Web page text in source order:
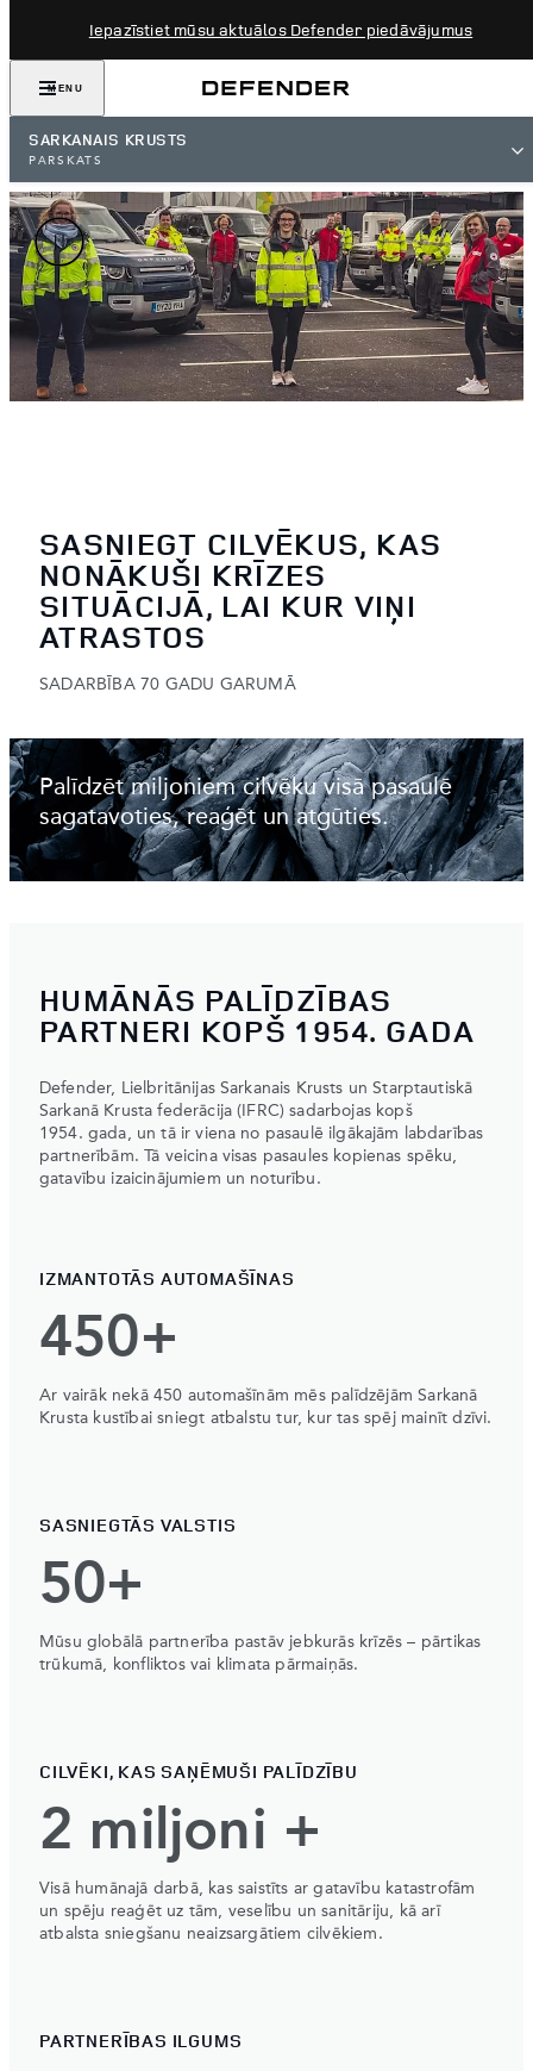
Iepazīstiet mūsu aktuālos Defender piedāvājumus
MENU
SARKANAIS KRUSTS
PĀRSKATS
SASNIEGT CILVĒKUS, KAS
NONĀKUŠI KRĪZES
SITUĀCIJĀ, LAI KUR VIŅI
ATRASTOS
SADARBĪBA 70 GADU GARUMĀ
Palīdzēt miljoniem cilvēku visā pasaulē
sagatavoties, reaģēt un atgūties.
HUMĀNĀS PALĪDZĪBAS
PARTNERI KOPŠ 1954. GADA
Defender, Lielbritānijas Sarkanais Krusts un Starptautiskā
Sarkanā Krusta federācija (IFRC) sadarbojas kopš
1954. gada, un tā ir viena no pasaulē ilgākajām labdarības
partnerībām. Tā veicina visas pasaules kopienas spēku,
gatavību izaicinājumiem un noturību.
IZMANTOTĀS AUTOMAŠĪNAS
450+
Ar vairāk nekā 450 automašīnām mēs palīdzējām Sarkanā
Krusta kustībai sniegt atbalstu tur, kur tas spēj mainīt dzīvi.
SASNIEGTĀS VALSTIS
50+
Mūsu globālā partnerība pastāv jebkurās krīzēs – pārtikas
trūkumā, konfliktos vai klimata pārmaiņās.
CILVĒKI, KAS SAŅĒMUŠI PALĪDZĪBU
2 miljoni +
Visā humānajā darbā, kas saistīts ar gatavību katastrofām
un spēju reaģēt uz tām, veselību un sanitāriju, kā arī
atbalsta sniegšanu neaizsargātiem cilvēkiem.
PARTNERĪBAS ILGUMS